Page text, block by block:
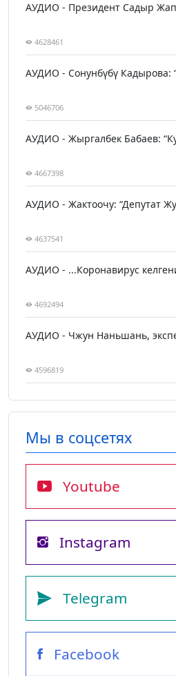
АУДИО - Президент Садыр
4628461
АУДИО - Сонунбүбү Кадырова:
5046706
АУДИО - Жыргалбек Бабаев:
4667398
АУДИО - Жактоочу: “Депутат
4637541
АУДИО - ...Коронавирус
4692494
АУДИО - Чжун Наньшань,
4596819
Мы в соцсетях
Youtube
Instagram
Telegram
Facebook